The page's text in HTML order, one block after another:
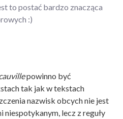
to postać bardzo znacząca
:)
powinno być
tak jak w tekstach
nazwisk obcych nie jest
niespotykanym, lecz z reguły